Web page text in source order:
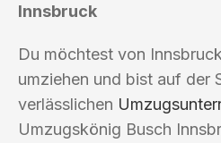
Innsbruck
Du möchtest von
umziehen und bist auf der
verlässlichen
Umzugskönig Busch